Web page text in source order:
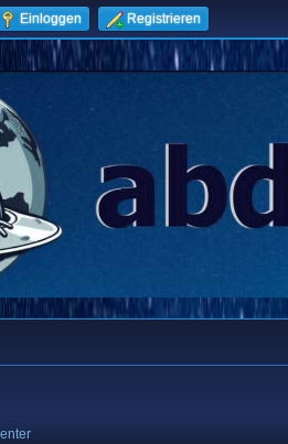
Einloggen Registrieren